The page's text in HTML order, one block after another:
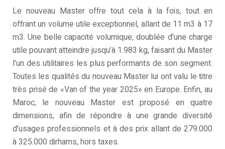
Le nouveau Master offre tout cela à la fois, tout en
offrant un volume utile exceptionnel, allant de 11 m3 à 17
m3. Une belle capacité volumique, doublée d’une charge
utile pouvant atteindre jusqu’à 1.983 kg, faisant du Master
l’un des utilitaires les plus performants de son segment.
Toutes les qualités du nouveau Master lui ont valu le titre
très prisé de «Van of the year 2025» en Europe. Enfin, au
Maroc, le nouveau Master est proposé en quatre
dimensions, afin de répondre à une grande diversité
d’usages professionnels et à des prix allant de 279.000
à 325.000 dirhams, hors taxes.